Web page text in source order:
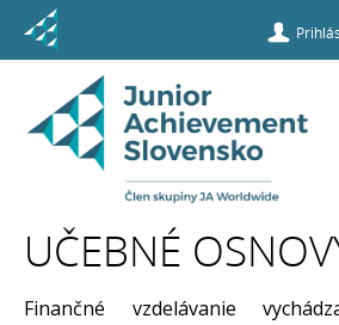
UČEBNÉ
Finančné vzdelávanie